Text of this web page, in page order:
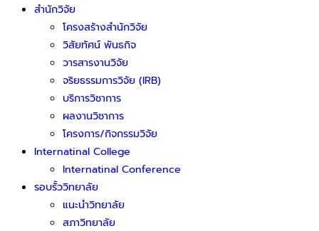
สำนักวิจัย
โครงสร้างสำนักวิจัย
วิสัยทัศน์ พันธกิจ
วารสารงานวิจัย
จริยธรรมการวิจัย (IRB)
บริการวิชาการ
ผลงานวิชาการ
โครงการ/กิจกรรมวิจัย
Internatinal College
Internatinal Conference
รอบรั้ววิทยาลัย
แนะนำวิทยาลัย
สภาวิทยาลัย